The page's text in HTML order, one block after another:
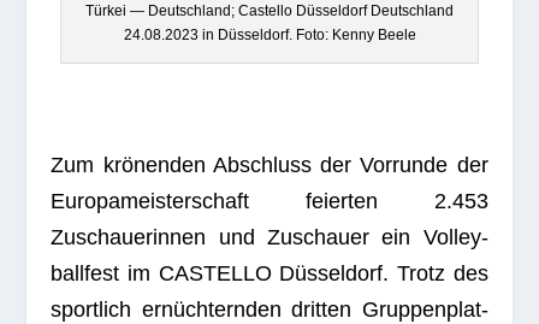
Tür­kei — Deutsch­land; Cas­tello Düs­sel­dorf Deutsch­land
24.08.2023 in Düs­sel­dorf. Foto: Kenny Beele
Zum krö­nen­den Abschluss der Vor­runde der
Euro­pa­meis­ter­schaft fei­er­ten 2.453
Zuschaue­rin­nen und Zuschauer ein Vol­ley­
ball­fest im CASTELLO Düs­sel­dorf. Trotz des
sport­lich ernüch­tern­den drit­ten Grup­pen­plat­